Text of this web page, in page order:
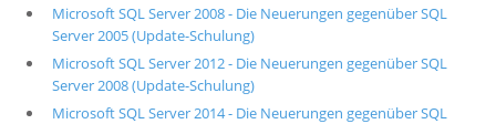
Microsoft SQL Server 2008 - Die Neuerungen gegenüber SQL
Server 2005 (Update-Schulung)
Microsoft SQL Server 2012 - Die Neuerungen gegenüber SQL
Server 2008 (Update-Schulung)
Microsoft SQL Server 2014 - Die Neuerungen gegenüber SQL